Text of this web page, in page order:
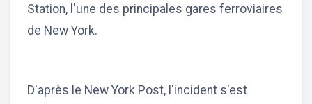
Station, l'une des principales gares ferroviaires
de New York.
D'après le New York Post, l'incident s'est